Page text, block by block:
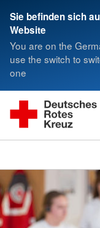
Sie befinden sich
Website
You are on the
use the switch to
one